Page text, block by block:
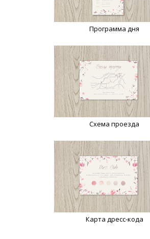
Программа дня
Схема проезда
Карта дресс-кода